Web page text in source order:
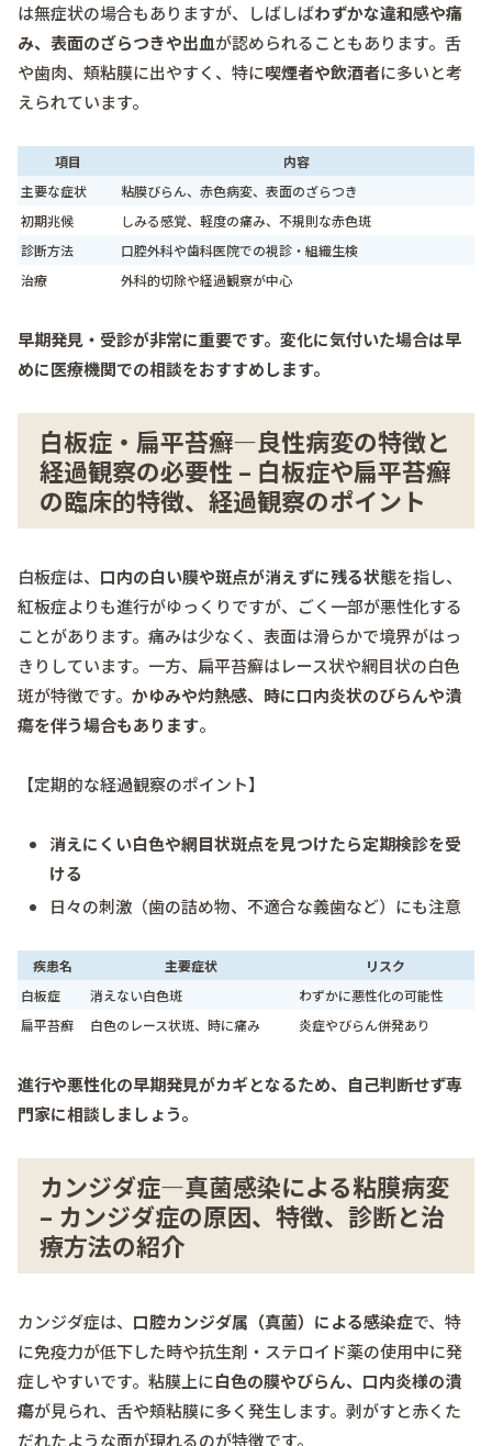
は無症状の場合もありますが、しばしばわずかな違和感や痛
み、表面のざらつきや出血が認められることもあります。舌
や歯肉、頬粘膜に出やすく、特に喫煙者や飲酒者に多いと考
えられています。
項目
内容
主要な症状
粘膜びらん、赤色病変、表面のざらつき
初期兆候
しみる感覚、軽度の痛み、不規則な赤色斑
診断方法
口腔外科や歯科医院での視診・組織生検
治療
外科的切除や経過観察が中心
早期発見・受診が非常に重要です。変化に気付いた場合は早
めに医療機関での相談をおすすめします。
白板症・扁平苔癬―良性病変の特徴と
経過観察の必要性 – 白板症や扁平苔癬
の臨床的特徴、経過観察のポイント
白板症は、 口内の白い膜や斑点が消えずに残る状態を指し、
紅板症よりも進行がゆっくりですが、ごく一部が悪性化する
ことがあります。痛みは少なく、表面は滑らかで境界がはっ
きりしています。一方、扁平苔癬はレース状や網目状の白色
斑が特徴です。 かゆみや灼熱感、時に口内炎状のびらんや潰
瘍を伴う場合もあります。
【定期的な経過観察のポイント】
消えにくい白色や網目状斑点を見つけたら定期検診を受
ける
日々の刺激（歯の詰め物、不適合な義歯など）にも注意
疾患名 主要症状
リスク
白板症
消えない白色斑
わずかに悪性化の可能性
扁平苔癬
白色のレース状斑、時に痛み 炎症やびらん併発あり
進行や悪性化の早期発見がカギとなるため、自己判断せず専
門家に相談しましょう。
カンジダ症―真菌感染による粘膜病変
– カンジダ症の原因、特徴、診断と治
療方法の紹介
カンジダ症は、 口腔カンジダ属（真菌）による感染症で、特
に免疫力が低下した時や抗生剤・ステロイド薬の使用中に発
症しやすいです。粘膜上に白色の膜やびらん、口内炎様の潰
瘍が見られ、舌や頬粘膜に多く発生します。剥がすと赤くた
だれたような面が現れるのが特徴です。